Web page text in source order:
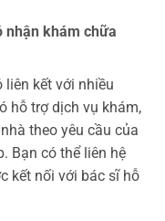
nhận khám chữa
liên kết với nhiều
hỗ trợ dịch vụ khám,
theo yêu cầu của
Bạn có thể liên hệ
kết nối với bác sĩ hỗ